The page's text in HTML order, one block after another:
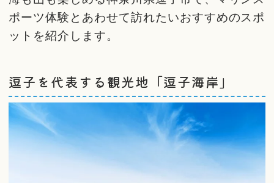
ポーツ体験とあわせて訪れたいおすすめのスポ
ットを紹介します。
逗子を代表する観光地「逗子海岸」